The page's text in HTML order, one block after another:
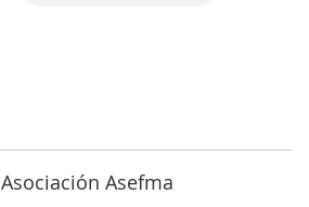
Asociación Asefma